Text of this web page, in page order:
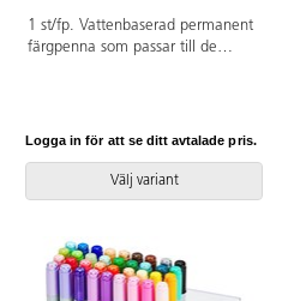
1 st/fp. Vattenbaserad permanent
färgpenna som passar till de
Logga in för att se ditt avtalade pris.
Välj variant